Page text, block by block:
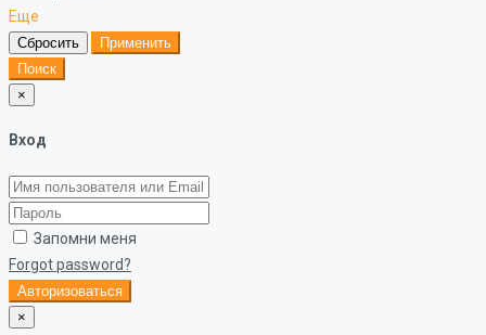
Еще
Сбросить
Применить
Поиск
×
Вход
Запомни меня
Forgot password?
Авторизоваться
×